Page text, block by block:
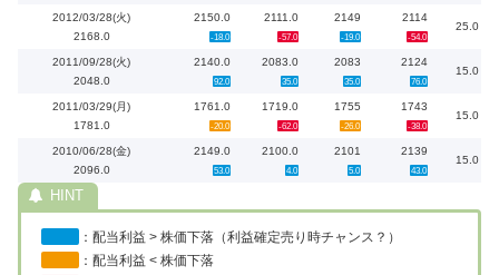
2012/03/28(火)
2168.0
2150.0
-18.0
2111.0
-57.0
2149
-19.0
2114
-54.0
25.0
2011/09/28(火)
2048.0
2140.0
92.0
2083.0
35.0
2083
35.0
2124
76.0
15.0
2011/03/29(月)
1781.0
1761.0
-20.0
1719.0
-62.0
1755
-26.0
1743
-38.0
15.0
2010/06/28(金)
2096.0
2149.0
53.0
2100.0
4.0
2101
5.0
2139
43.0
15.0
：配当利益 > 株価下落（利益確定売り時チャンス？）
：配当利益 < 株価下落